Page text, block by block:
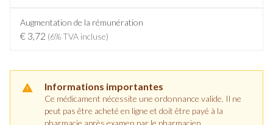
Augmentation de la rémunération
€ 3,72 (6% TVA incluse)
Informations importantes
Ce médicament nécessite une ordonnance valide. Il ne
peut pas être acheté en ligne et doit être payé à la
pharmacie après examen par le pharmacien.